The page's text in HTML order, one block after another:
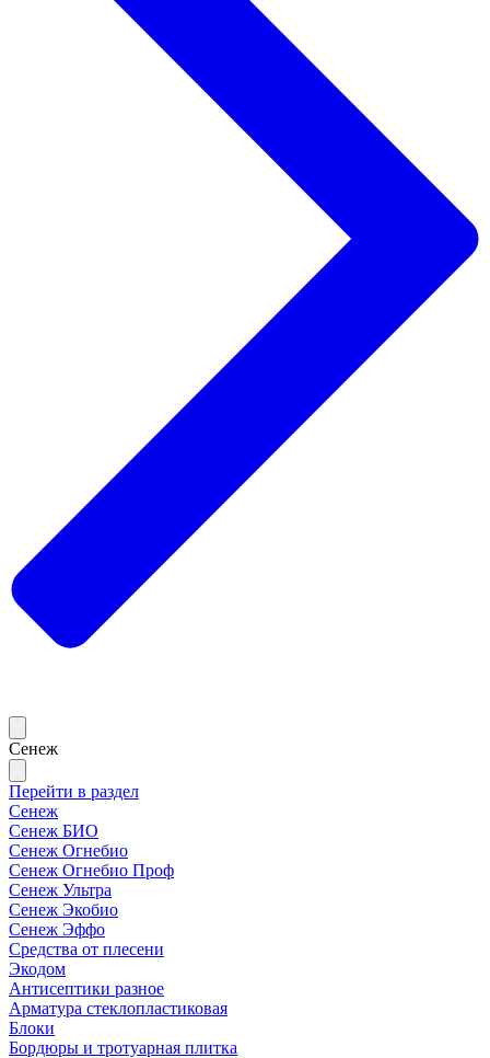
Сенеж
Перейти в раздел
Сенеж
Сенеж БИО
Сенеж Огнебио
Сенеж Огнебио Проф
Сенеж Ультра
Сенеж Экобио
Сенеж Эффо
Средства от плесени
Экодом
Антисептики разное
Арматура стеклопластиковая
Блоки
Бордюры и тротуарная плитка